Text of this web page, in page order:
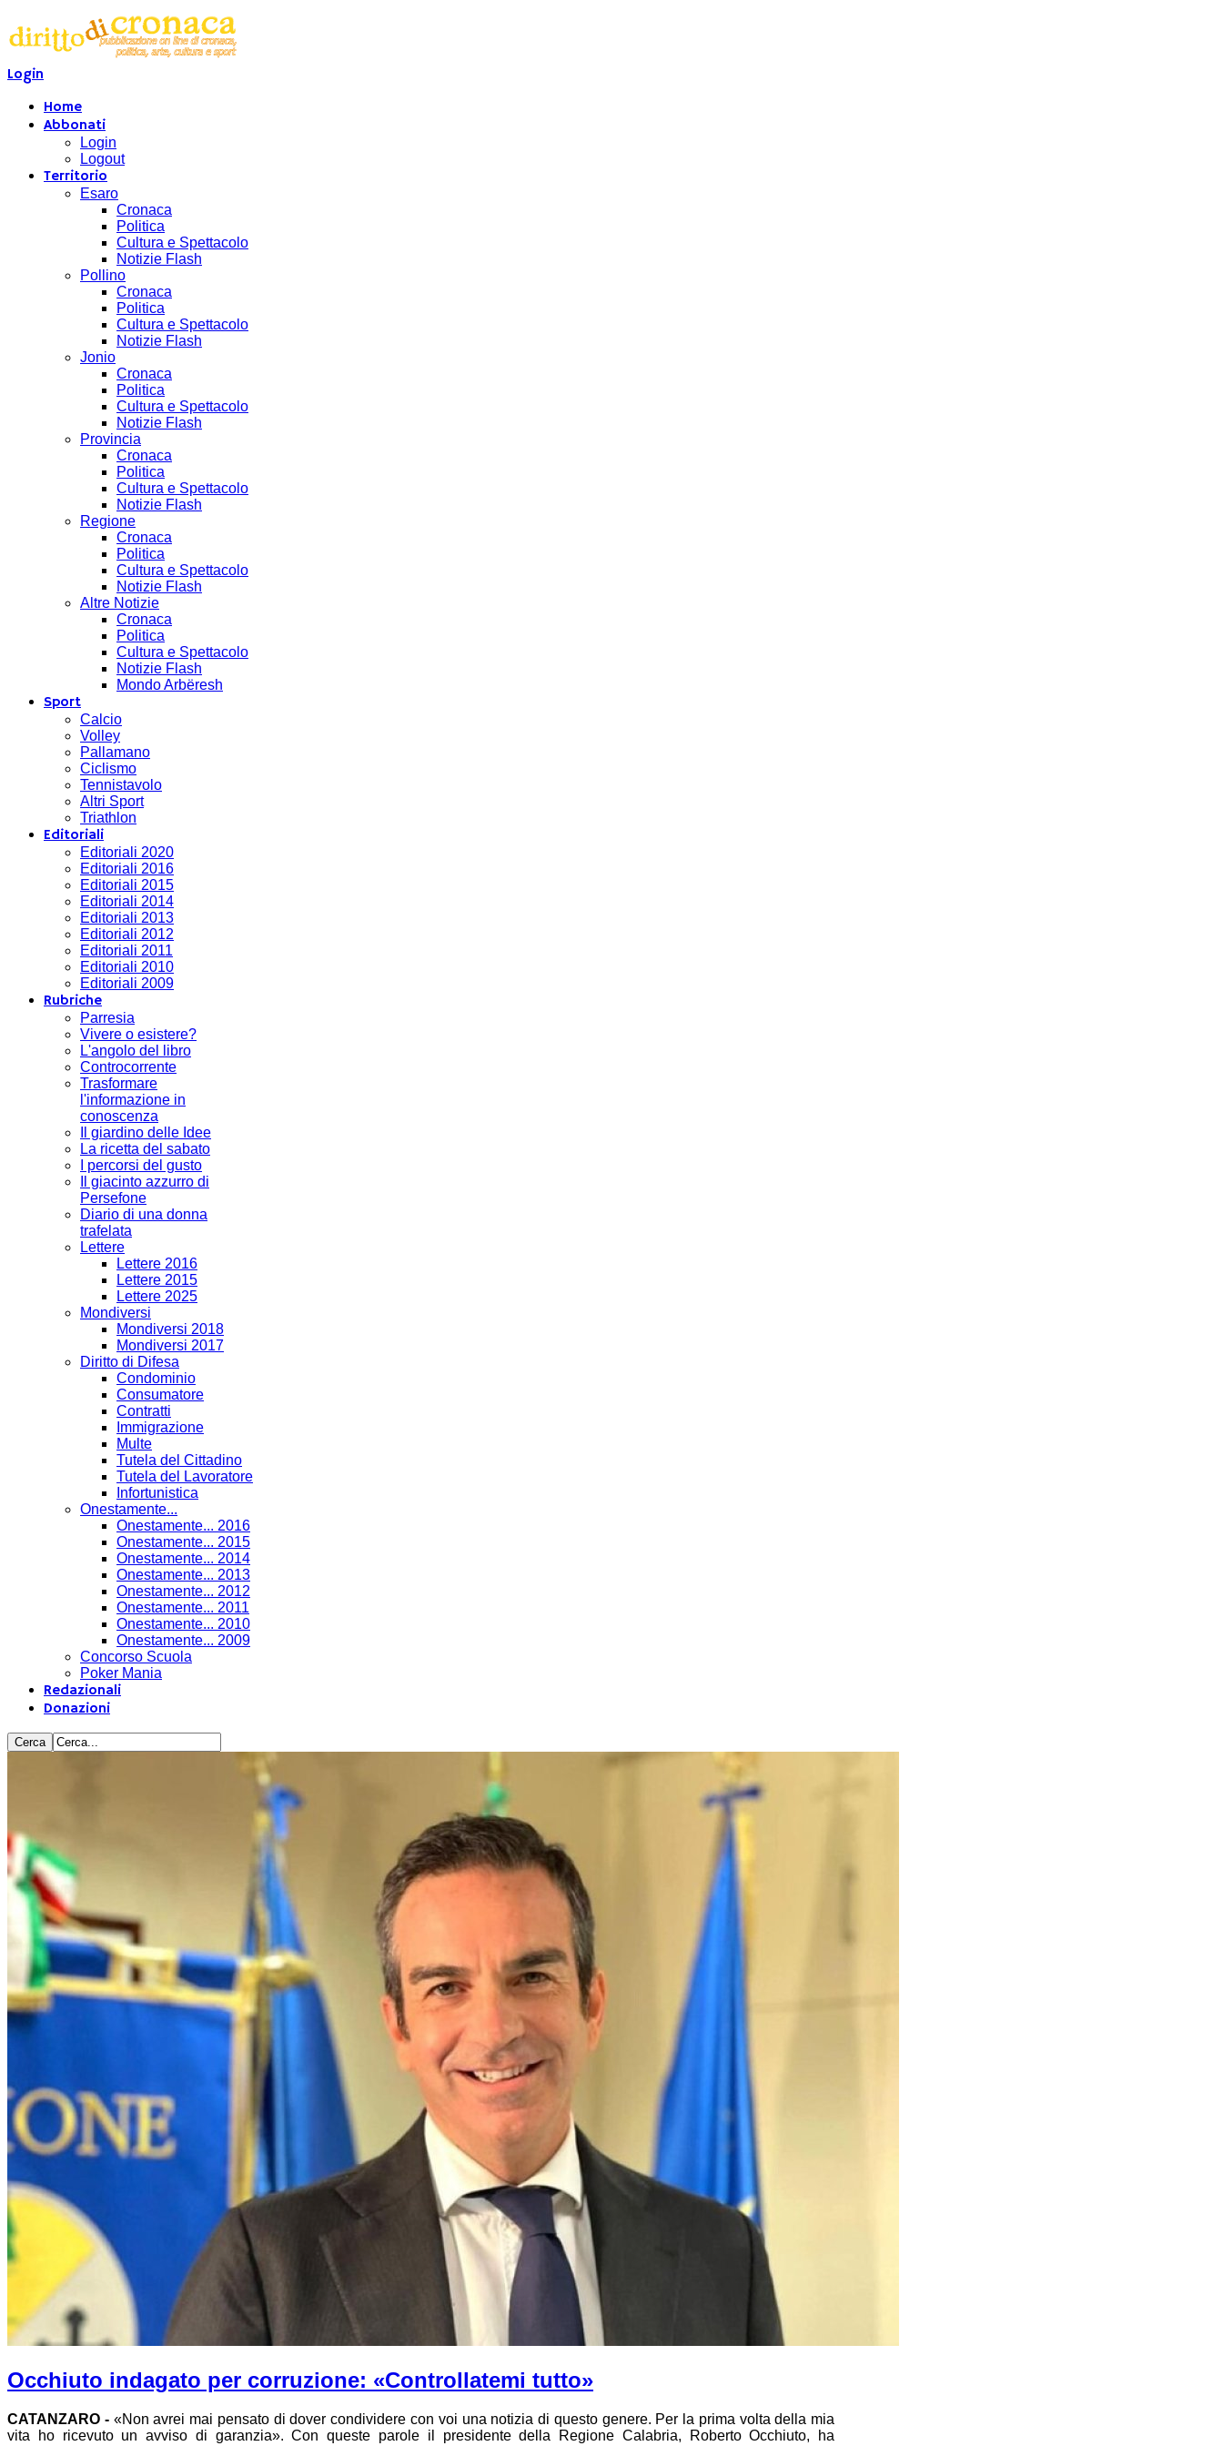
Login
Home
Abbonati
Login
Logout
Territorio
Esaro
Cronaca
Politica
Cultura e Spettacolo
Notizie Flash
Pollino
Cronaca
Politica
Cultura e Spettacolo
Notizie Flash
Jonio
Cronaca
Politica
Cultura e Spettacolo
Notizie Flash
Provincia
Cronaca
Politica
Cultura e Spettacolo
Notizie Flash
Regione
Cronaca
Politica
Cultura e Spettacolo
Notizie Flash
Altre Notizie
Cronaca
Politica
Cultura e Spettacolo
Notizie Flash
Mondo Arbëresh
Sport
Calcio
Volley
Pallamano
Ciclismo
Tennistavolo
Altri Sport
Triathlon
Editoriali
Editoriali 2020
Editoriali 2016
Editoriali 2015
Editoriali 2014
Editoriali 2013
Editoriali 2012
Editoriali 2011
Editoriali 2010
Editoriali 2009
Rubriche
Parresia
Vivere o esistere?
L'angolo del libro
Controcorrente
Trasformare
l'informazione in
conoscenza
Il giardino delle Idee
La ricetta del sabato
I percorsi del gusto
Il giacinto azzurro di
Persefone
Diario di una donna
trafelata
Lettere
Lettere 2016
Lettere 2015
Lettere 2025
Mondiversi
Mondiversi 2018
Mondiversi 2017
Diritto di Difesa
Condominio
Consumatore
Contratti
Immigrazione
Multe
Tutela del Cittadino
Tutela del Lavoratore
Infortunistica
Onestamente...
Onestamente... 2016
Onestamente... 2015
Onestamente... 2014
Onestamente... 2013
Onestamente... 2012
Onestamente... 2011
Onestamente... 2010
Onestamente... 2009
Concorso Scuola
Poker Mania
Redazionali
Donazioni
Occhiuto indagato per corruzione: «Controllatemi tutto»
CATANZARO -«Non avrei mai pensato di dover condividere con voi una notizia di questo genere. Per la prima volta della mia
vita ho ricevuto un avviso di garanzia». Con queste parole il presidente della Regione Calabria, Roberto Occhiuto, ha